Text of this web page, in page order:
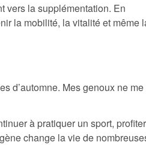
vers la supplémentation. En
la mobilité, la vitalité et même
d’automne. Mes genoux ne me
à pratiquer un sport, profiter
change la vie de